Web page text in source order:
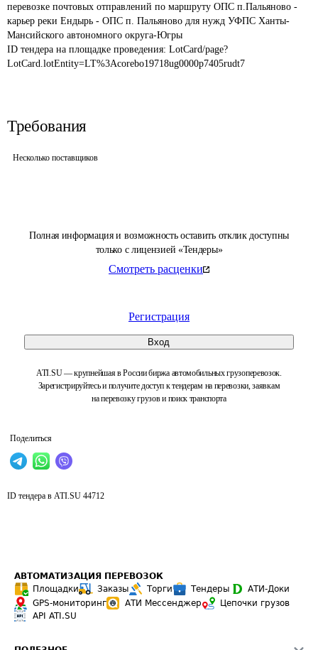
Полная информация и возможность оставить отклик доступны
только с лицензией «Тендеры»
Смотреть расценки
Регистрация
Вход
ATI.SU — крупнейшая в России биржа автомобильных грузоперевозок.
Зарегистрируйтесь и получите доступ к тендерам на перевозки, заявкам
на перевозку грузов и поиск транспорта
Поделиться
перевозке почтовых отправлений по маршруту ОПС п.Пальяново -
карьер реки Ендырь - ОПС п. Пальяново для нужд УФПС Ханты-
Мансийского автономного округа-Югры
ID тендера на площадке проведения: LotCard/page?
LotCard.lotEntity=LT%3Acorebo19718ug0000p7405rudt7
Требования
Несколько поставщиков
ID тендера в ATI.SU 44712
АВТОМАТИЗАЦИЯ ПЕРЕВОЗОК
Площадки
Заказы Торги Тендеры
АТИ-Доки
GPS-мониторинг
АТИ Мессенджер
Цепочки грузов
API ATI.SU